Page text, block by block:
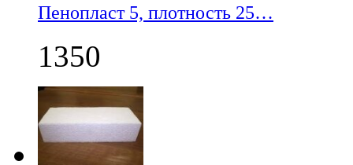
Пенопласт 5, плотность 25…
1350